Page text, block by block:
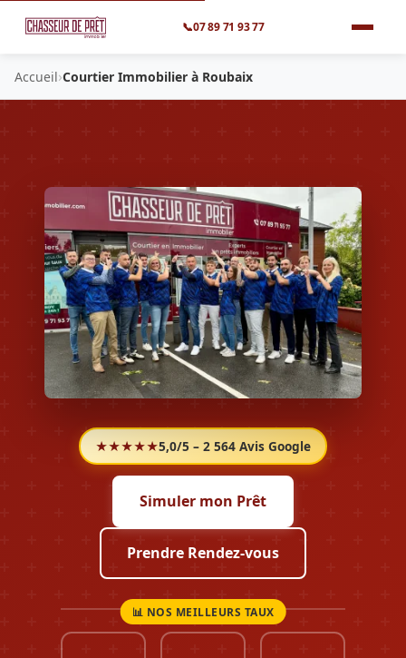
📞07 89 71 93 77
Accueil›Courtier Immobilier à Roubaix
★★★★★5,0/5 – 2 564 Avis Google
Simuler mon Prêt
Prendre Rendez-vous